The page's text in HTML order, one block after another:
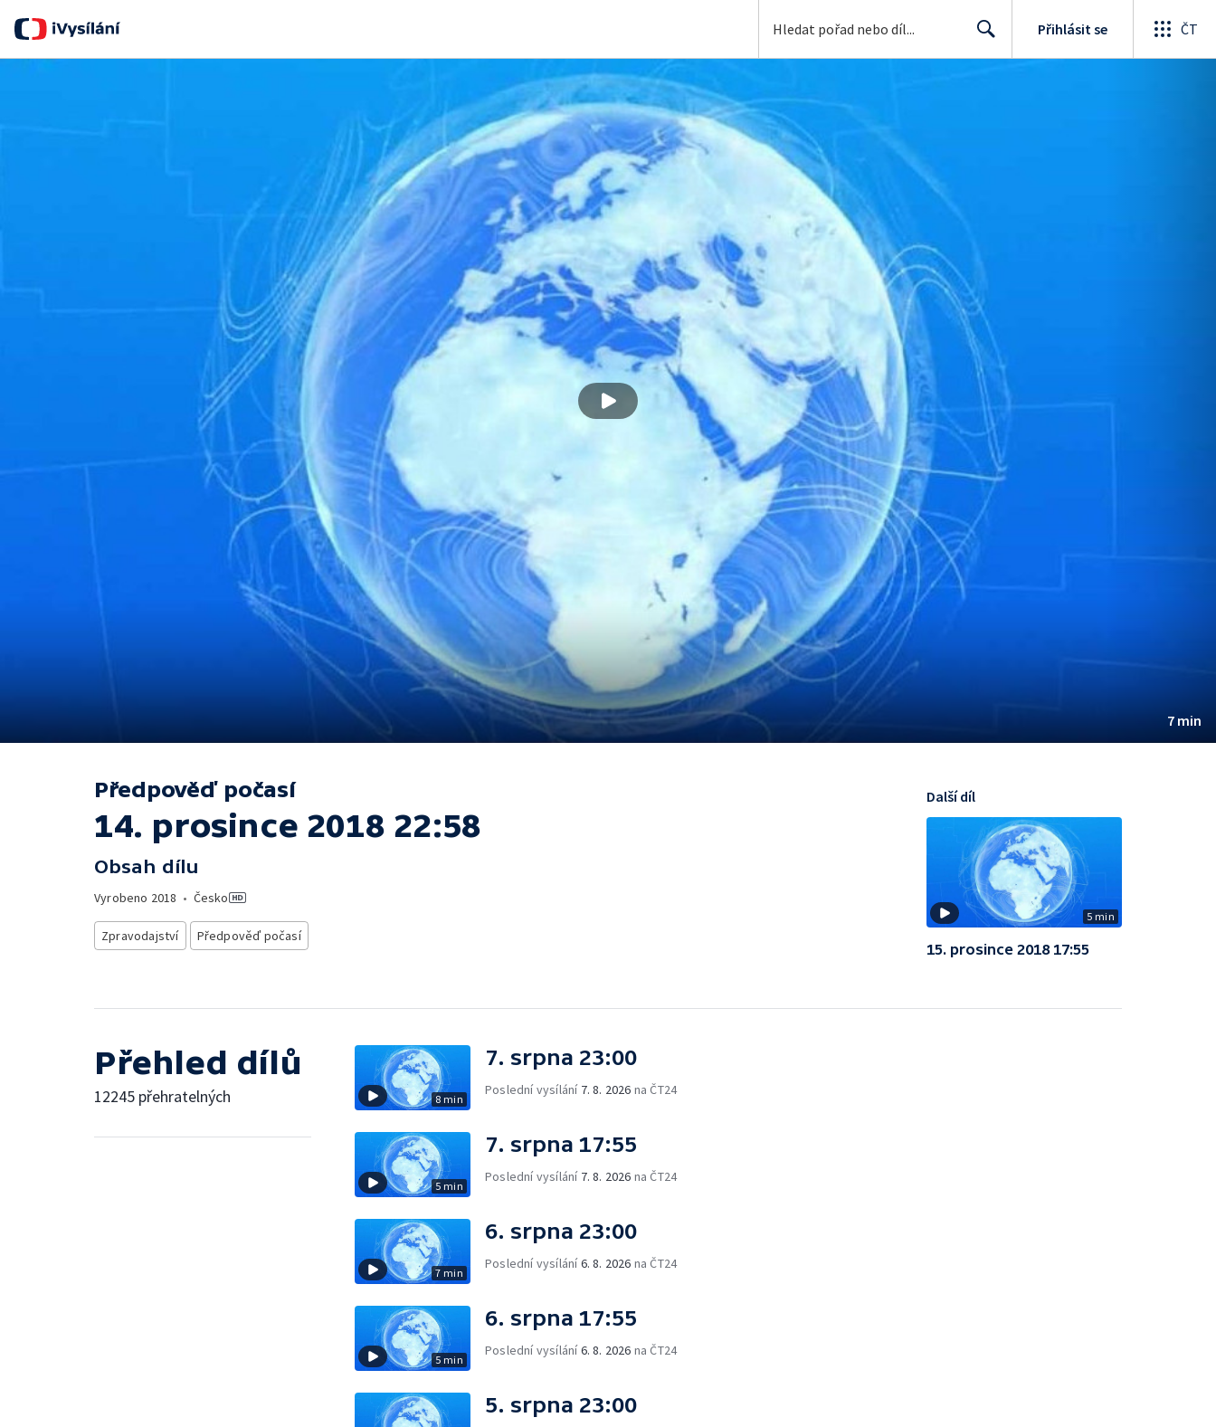
Přihlásit se ČT
7 min
Předpověď počasí
14. prosince 2018 22:58
Obsah dílu
Vyrobeno 2018 • Česko
Zpravodajství Předpověď počasí
5 min
Další díl
15. prosince 2018 17:55
Přehled dílů
12245 přehratelných 8 min
7. srpna 23:00
Poslední vysílání 7. 8. 2026 na ČT24
5 min
7. srpna 17:55
Poslední vysílání 7. 8. 2026 na ČT24
7 min
6. srpna 23:00
Poslední vysílání6. 8. 2026 na ČT24
5 min
6. srpna 17:55
Poslední vysílání6. 8. 2026 na ČT24
5. srpna 23:00